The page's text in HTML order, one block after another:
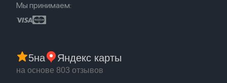
Мы принимаем:
5на Яндекс карты
на основе 803 отзывов